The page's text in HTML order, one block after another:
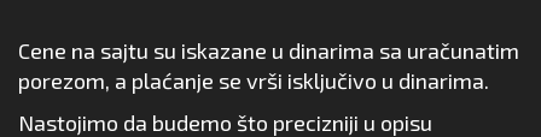
Cene na sajtu su iskazane u dinarima sa uračunatim
porezom, a plaćanje se vrši isključivo u dinarima.
Nastojimo da budemo što precizniji u opisu